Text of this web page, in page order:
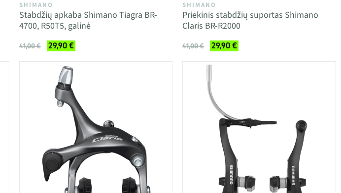
SHIMANO
Stabdžių apkaba Shimano Tiagra BR-
4700, R50T5, galinė
41,00 € 29,90 €
SHIMANO
Priekinis stabdžių suportas Shimano
Claris BR-R2000
41,00 € 29,90 €